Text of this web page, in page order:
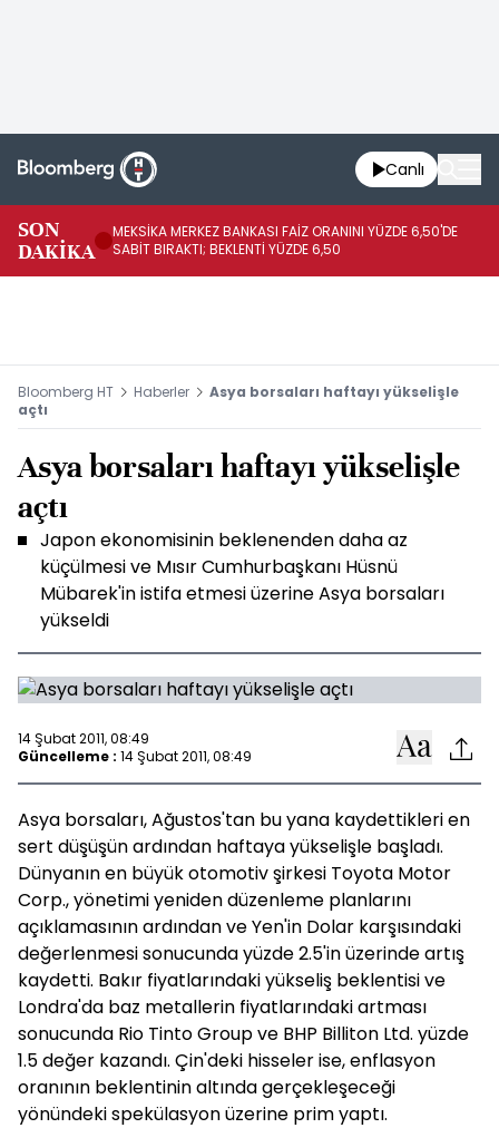
Canlı
SON
DAKİKA
MEKSİKA MERKEZ BANKASI FAİZ ORANINI YÜZDE 6,50'DE
SABİT BIRAKTI; BEKLENTİ YÜZDE 6,50
Bloomberg HT Haberler
Asya borsaları haftayı yükselişle
açtı
Asya borsaları haftayı yükselişle
açtı
Japon ekonomisinin beklenenden daha az
küçülmesi ve Mısır Cumhurbaşkanı Hüsnü
Mübarek'in istifa etmesi üzerine Asya borsaları
yükseldi
14 Şubat 2011, 08:49
Güncelleme : 14 Şubat 2011, 08:49
Asya borsaları, Ağustos'tan bu yana kaydettikleri en
sert düşüşün ardından haftaya yükselişle başladı.
Dünyanın en büyük otomotiv şirkesi Toyota Motor
Corp., yönetimi yeniden düzenleme planlarını
açıklamasının ardından ve Yen'in Dolar karşısındaki
değerlenmesi sonucunda yüzde 2.5'in üzerinde artış
kaydetti. Bakır fiyatlarındaki yükseliş beklentisi ve
Londra'da baz metallerin fiyatlarındaki artması
sonucunda Rio Tinto Group ve BHP Billiton Ltd. yüzde
1.5 değer kazandı. Çin'deki hisseler ise, enflasyon
oranının beklentinin altında gerçekleşeceği
yönündeki spekülasyon üzerine prim yaptı.